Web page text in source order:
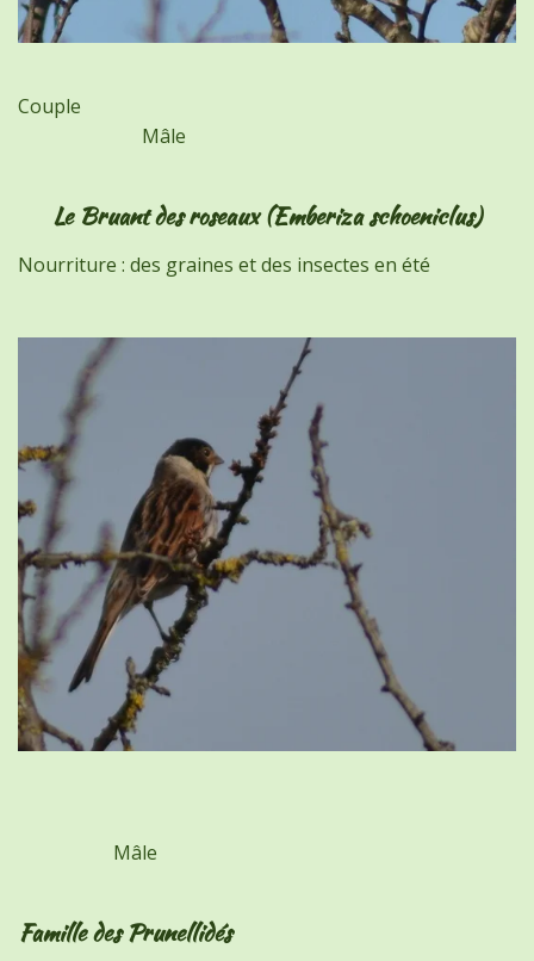
Couple
Mâle
Le Bruant des roseaux (Emberiza schoeniclus)
Nourriture : des graines et des insectes en été
Mâle
Famille des Prunellidés